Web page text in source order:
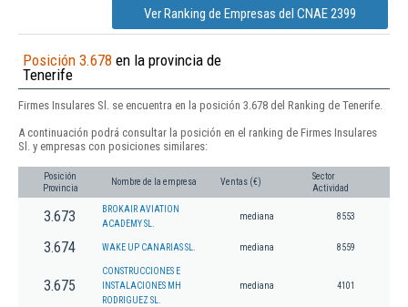
Ver Ranking de Empresas del CNAE 2399
Posición 3.678 en la provincia de
Tenerife
Firmes Insulares Sl. se encuentra en la posición 3.678 del Ranking de Tenerife.
A continuación podrá consultar la posición en el ranking de Firmes Insulares
Sl. y empresas con posiciones similares:
Posición
Provincia
Nombre de la empresa Ventas (€)
Sector
Actividad
3.673
BROKAIR AVIATION
ACADEMY SL.
mediana 8553
3.674 WAKE UP CANARIAS SL. mediana 8559
3.675
CONSTRUCCIONES E
INSTALACIONES MH
RODRIGUEZ SL.
mediana 4101